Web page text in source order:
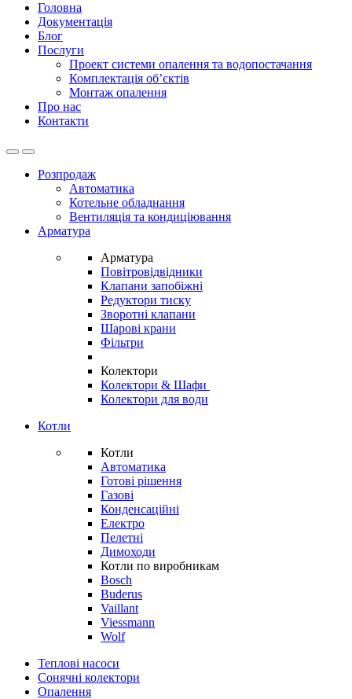
Головна
Документація
Блог
Послуги
Проект системи опалення та водопостачання
Комплектація об’єктів
Монтаж опалення
Про нас
Контакти
OpenClose
Розпродаж
Автоматика
Котельне обладнання
Вентиляція та кондиціювання
Арматура
Арматура
Повітровідвідники
Клапани запобіжні
Редуктори тиску
Зворотні клапани
Шарові крани
Фільтри
Колектори
Колектори & Шафи
Колектори для води
Котли
Котли
Автоматика
Готові рішення
Газові
Конденсаційні
Електро
Пелетні
Димоходи
Котли по виробникам
Bosch
Buderus
Vaillant
Viessmann
Wolf
Теплові насоси
Сонячні колектори
Опалення